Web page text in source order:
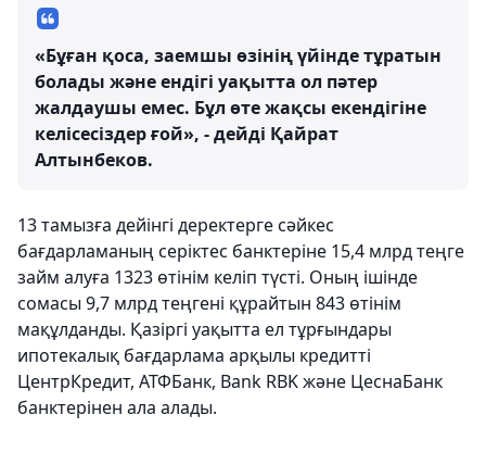
«Бұған қоса, заемшы өзінің үйінде тұратын
болады және ендігі уақытта ол пәтер
жалдаушы емес. Бұл өте жақсы екендігіне
келісесіздер ғой», - дейді Қайрат
Алтынбеков.
13 тамызға дейінгі деректерге сәйкес
бағдарламаның серіктес банктеріне 15,4 млрд теңге
займ алуға 1323 өтінім келіп түсті. Оның ішінде
сомасы 9,7 млрд теңгені құрайтын 843 өтінім
мақұлданды. Қазіргі уақытта ел тұрғындары
ипотекалық бағдарлама арқылы кредитті
ЦентрКредит, АТФБанк, Bank RBK және ЦеснаБанк
банктерінен ала алады.